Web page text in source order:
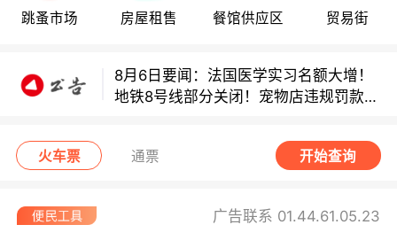
跳蚤市场 房屋租售 餐馆供应区 贸易街
巴黎地铁音乐家海选启动！
8月6日要闻：法国医学实习名额大增！
地铁8号线部分关闭！宠物店违规罚款出
巴黎地铁音乐家海选启动！
火车票 通票 开始查询
广告联系 01.44.61.05.23